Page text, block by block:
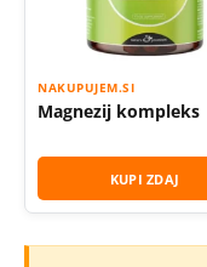
NAKUPUJEM.SI
Magnezij kompleks
KUPI ZDAJ